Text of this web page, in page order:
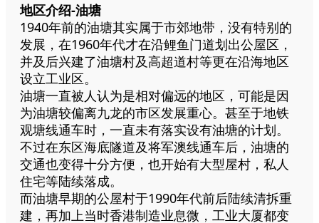
地区介绍-油塘
1940年前的油塘其实属于市郊地带，没有特别的
发展，在1960年代才在沿鲤鱼门道划出公屋区，
并及后兴建了油塘村及高超道村等更在沿海地区
设立工业区。
油塘一直被人认为是相对偏远的地区，可能是因
为油塘较偏离九龙的市区发展重心。甚至于地铁
观塘线通车时，一直未有落实设有油塘的计划。
不过在东区海底隧道及将军澳线通车后，油塘的
交通也变得十分方便，也开始有大型屋村，私人
住宅等陆续落成。
而油塘早期的公屋村于1990年代前后陆续清拆重
建，再加上当时香港制造业息微，工业大厦都变